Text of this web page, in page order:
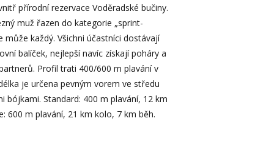
přírodní rezervace Voděradské bučiny.
muž řazen do kategorie „sprint-
může každý. Všichni účastníci dostávají
balíček, nejlepší navíc získají poháry a
Profil trati 400/600 m plavání v
je určena pevným vorem ve středu
bójkami. Standard: 400 m plavání, 12 km
600 m plavání, 21 km kolo, 7 km běh.